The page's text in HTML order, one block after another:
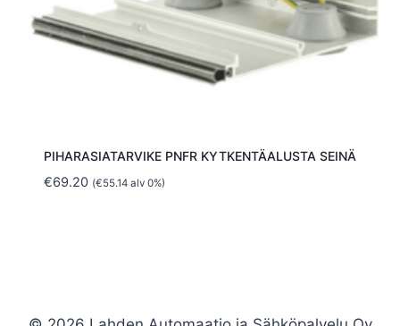
PIHARASIATARVIKE PNFR KYTKENTÄALUSTA SEINÄ
€69.20 (€55.14alv 0%)